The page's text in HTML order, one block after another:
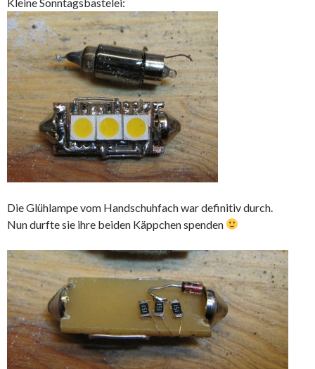
Die Glühlampe vom Handschuhfach war definitiv durch.
Nun durfte sie ihre beiden Käppchen spenden